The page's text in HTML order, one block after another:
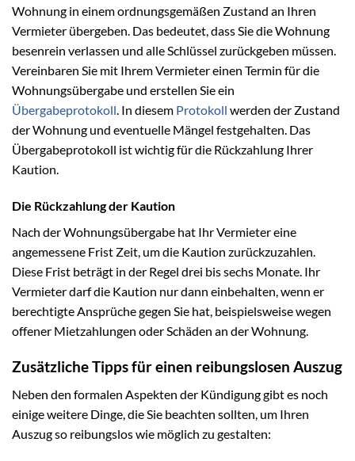
Wohnung in einem ordnungsgemäßen Zustand an Ihren
Vermieter übergeben. Das bedeutet, dass Sie die Wohnung
besenrein verlassen und alle Schlüssel zurückgeben müssen.
Vereinbaren Sie mit Ihrem Vermieter einen Termin für die
Wohnungsübergabe und erstellen Sie ein
Übergabeprotokoll. In diesem Protokoll werden der Zustand
der Wohnung und eventuelle Mängel festgehalten. Das
Übergabeprotokoll ist wichtig für die Rückzahlung Ihrer
Kaution.
Die Rückzahlung der Kaution
Nach der Wohnungsübergabe hat Ihr Vermieter eine
angemessene Frist Zeit, um die Kaution zurückzuzahlen.
Diese Frist beträgt in der Regel drei bis sechs Monate. Ihr
Vermieter darf die Kaution nur dann einbehalten, wenn er
berechtigte Ansprüche gegen Sie hat, beispielsweise wegen
offener Mietzahlungen oder Schäden an der Wohnung.
Zusätzliche Tipps für einen reibungslosen Auszug
Neben den formalen Aspekten der Kündigung gibt es noch
einige weitere Dinge, die Sie beachten sollten, um Ihren
Auszug so reibungslos wie möglich zu gestalten: